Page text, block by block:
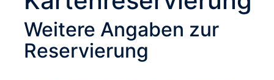
Weitere Angaben zur
Reservierung